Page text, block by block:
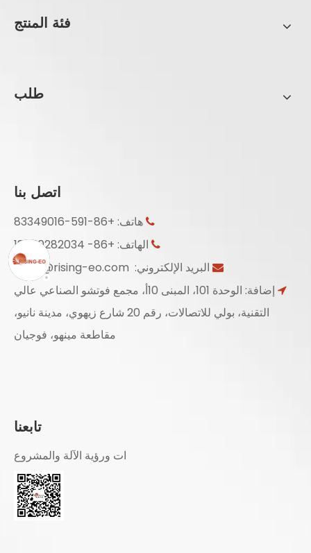
فئة المنتج
طلب
اتصل بنا
 هاتف: +86-591-83349016
 الهاتف: +86- 18950282034
 البريد الإلكتروني: Sales@rising-eo.com

إضافة: الوحدة 101، المبنى 10أ، مجمع فوتشو الصناعي عالي
التقنية، بولي للاتصالات، رقم 20 شارع زيهوي، مدينة نانيو،
مقاطعة مينهو، فوجيان
تابعنا
ات ورؤية الآلة والمشروع